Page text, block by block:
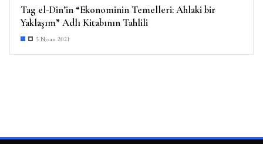
Tag el-Din’in “Ekonominin Temelleri: Ahlaki bir
Yaklaşım” Adlı Kitabının Tahlili
5 Nisan 2021